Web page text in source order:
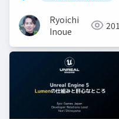
Ryoichi
Inoue
201